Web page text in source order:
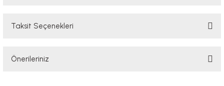
Taksit Seçenekleri
Önerileriniz